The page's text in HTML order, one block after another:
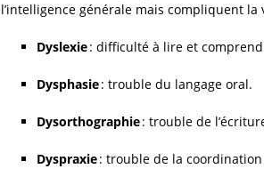
l’intelligence générale mais compliquent
Dyslexie: difficulté à lire et
Dysphasie: trouble du langage oral.
Dysorthographie: trouble de
Dyspraxie: trouble de la